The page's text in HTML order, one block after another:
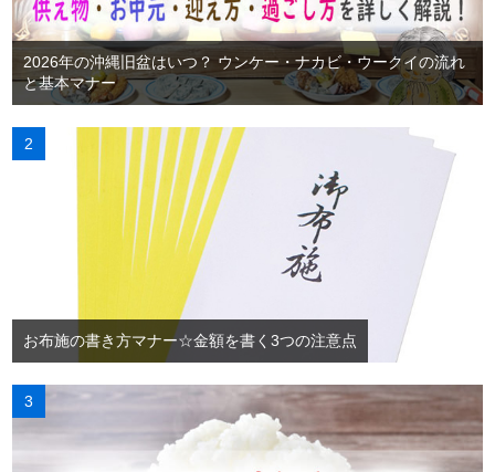
2026年の沖縄旧盆はいつ？ ウンケー・ナカビ・ウークイの流れ
と基本マナー
お布施の書き方マナー☆金額を書く3つの注意点